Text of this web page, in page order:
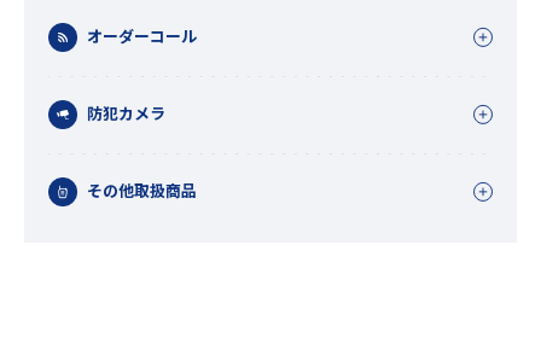
オーダーコール
防犯カメラ
その他取扱商品